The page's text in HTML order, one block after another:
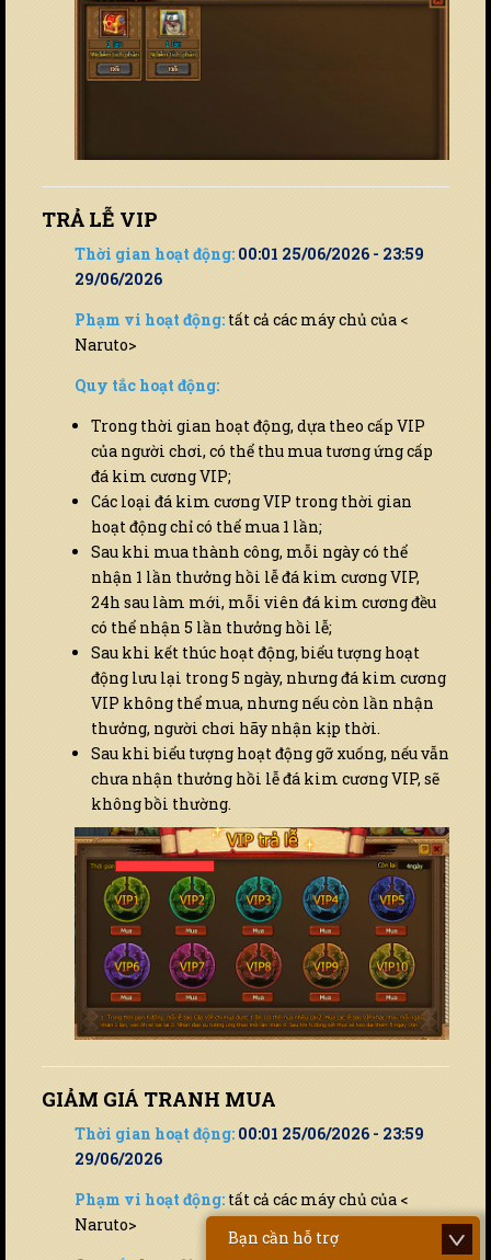
TRẢ LỄ VIP
Thời gian hoạt động: 00:01 25/06/2026 - 23:59
29/06/2026
Phạm vi hoạt động: tất cả các máy chủ của <
Naruto>
Quy tắc hoạt động:
Trong thời gian hoạt động, dựa theo cấp VIP
của người chơi, có thể thu mua tương ứng cấp
đá kim cương VIP;
Các loại đá kim cương VIP trong thời gian
hoạt động chỉ có thể mua 1 lần;
Sau khi mua thành công, mỗi ngày có thể
nhận 1 lần thưởng hồi lễ đá kim cương VIP,
24h sau làm mới, mỗi viên đá kim cương đều
có thể nhận 5 lần thưởng hồi lễ;
Sau khi kết thúc hoạt động, biểu tượng hoạt
động lưu lại trong 5 ngày, nhưng đá kim cương
VIP không thể mua, nhưng nếu còn lần nhận
thưởng, người chơi hãy nhận kịp thời.
Sau khi biểu tượng hoạt động gỡ xuống, nếu vẫn
chưa nhận thưởng hồi lễ đá kim cương VIP, sẽ
không bồi thường.
GIẢM GIÁ TRANH MUA
Thời gian hoạt động: 00:01 25/06/2026 - 23:59
29/06/2026
Phạm vi hoạt động: tất cả các máy chủ của <
Naruto>
Bạn cần hỗ trợ